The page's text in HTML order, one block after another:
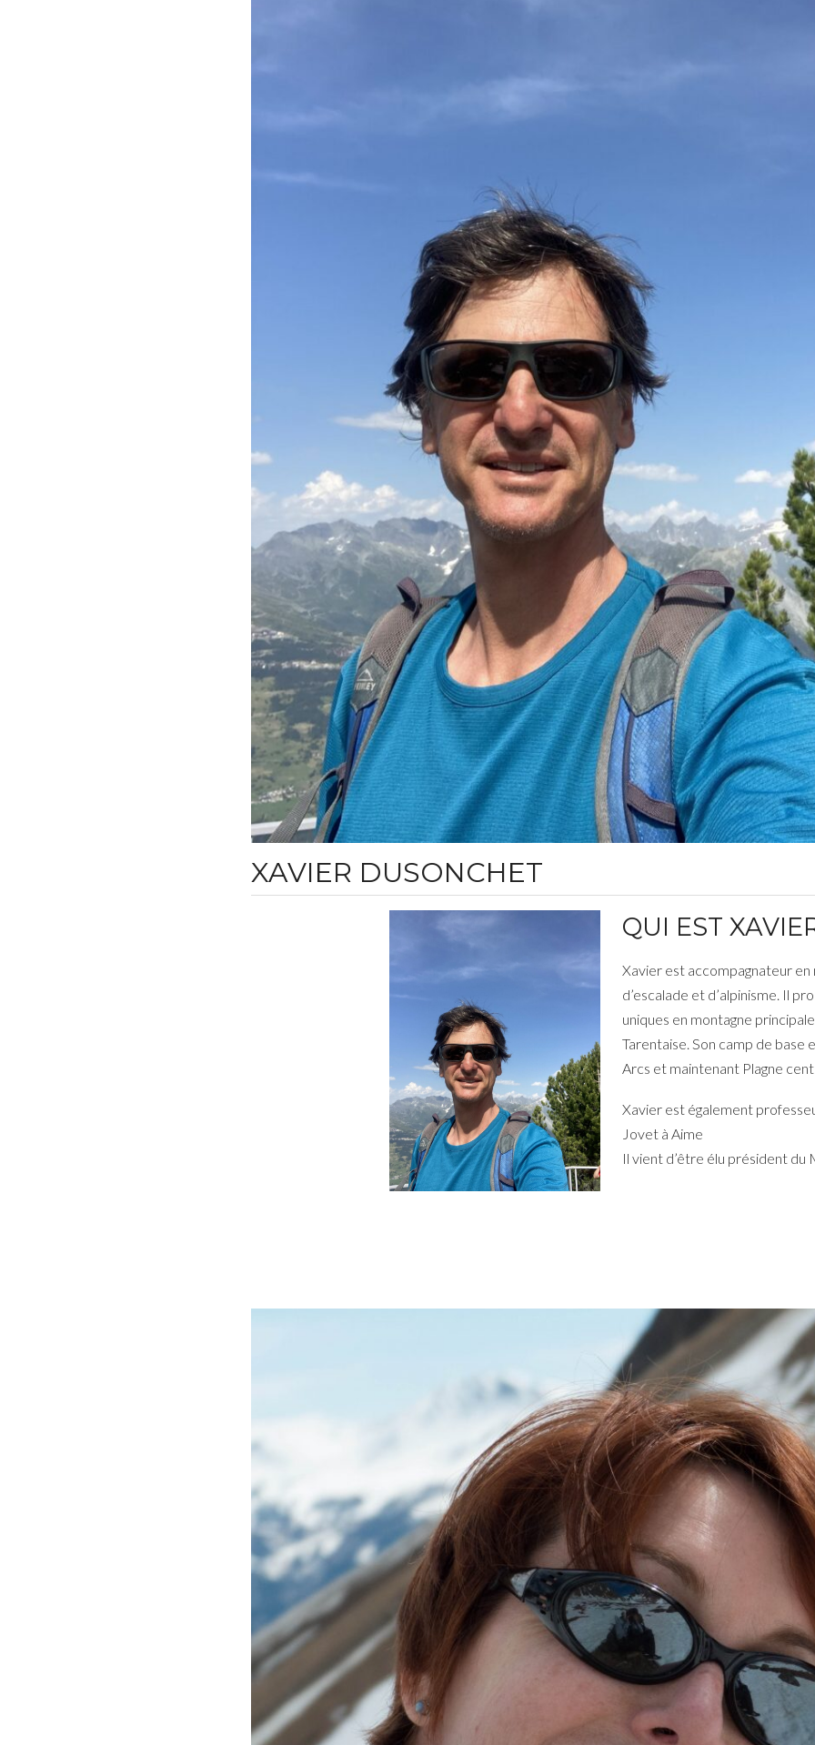
XAVIER DUSONCHET
QUI EST
Xavier est accompagnateur en
d’escalade et d’alpinisme. Il
uniques en montagne
Tarentaise. Son camp de base
Arcs et maintenant Plagne
Xavier est également
Jovet à Aime
Il vient d’être élu président du